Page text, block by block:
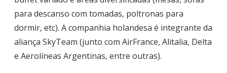
para descanso com tomadas, poltronas para
dormir, etc). A companhia holandesa é integrante da
aliança SkyTeam (junto com AirFrance, Alitalia, Delta
e Aerolíneas Argentinas, entre outras).